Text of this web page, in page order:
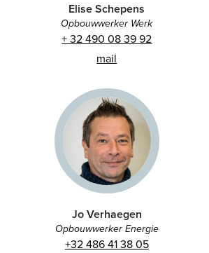
Elise Schepens
Opbouwwerker Werk
+ 32 490 08 39 92
mail
Jo Verhaegen
Opbouwwerker Energie
+32 486 41 38 05